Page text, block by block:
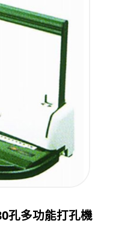
孔多功能打孔機